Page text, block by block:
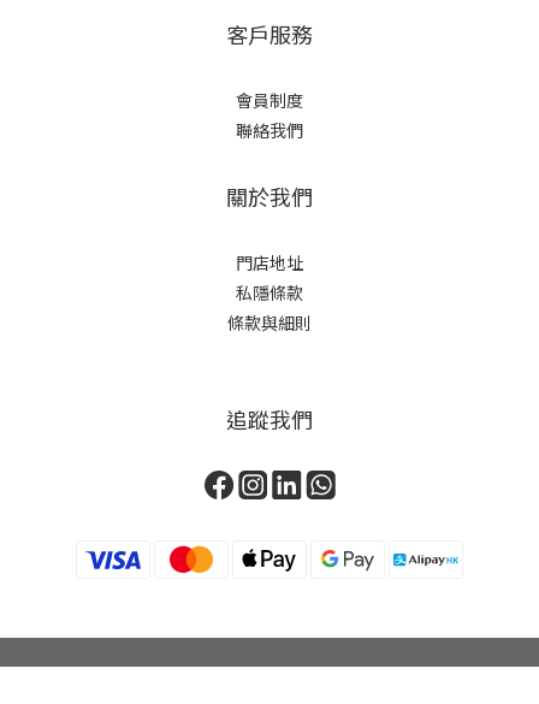
客戶服務
會員制度
聯絡我們
關於我們
門店地址
私隱條款
條款與細則
追蹤我們